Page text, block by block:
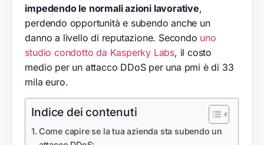
impedendo le normali azioni lavorative,
perdendo opportunità e subendo anche un
danno a livello di reputazione. Secondo uno
studio condotto da Kasperky Labs, il costo
medio per un attacco DDoS per una pmi è di 33
mila euro.
Indice dei contenuti
Come capire se la tua azienda sta subendo un